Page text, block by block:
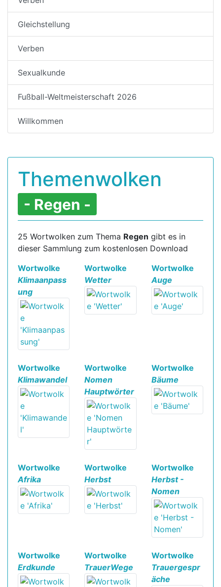
Gleichstellung
Verben
Sexualkunde
Fußball-Weltmeisterschaft 2026
Willkommen
Themenwolken
- Regen -
25 Wortwolken zum Thema Regen gibt es in
dieser Sammlung zum kostenlosen Download
Wortwolke
Klimaanpass
ung
Wortwolke
Wetter
Wortwolke
Auge
Wortwolke
Klimawandel
Wortwolke
Nomen
Hauptwörter
Wortwolke
Bäume
Wortwolke
Afrika
Wortwolke
Herbst
Wortwolke
Herbst -
Nomen
Wortwolke
Erdkunde
Wortwolke
TrauerWege
Wortwolke
Trauergespr
äche